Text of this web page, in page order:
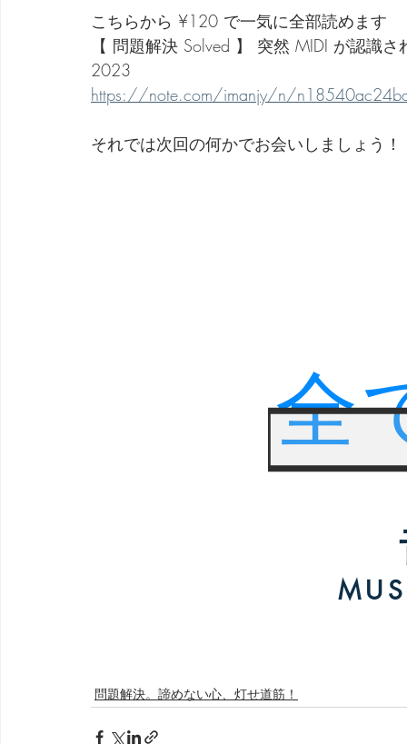
こちらから ¥120 で一気に全部読めます
【 問題解決 Solved 】 突然 MIDI が認識
2023
https://note.com/imanjy/n/
それでは次回の何かでお会いしましょう！
問題解決。諦めない心、灯せ道筋！